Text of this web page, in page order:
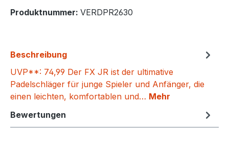
Produktnummer: VERDPR2630
Beschreibung
UVP**: 74,99 Der FX JR ist der ultimative
Padelschläger für junge Spieler und Anfänger, die
einen leichten, komfortablen und… Mehr
Bewertungen